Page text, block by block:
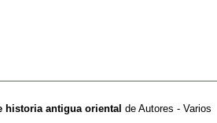
historia antigua oriental de Autores - Varios